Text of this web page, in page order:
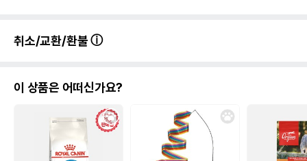
취소/교환/환불
이 상품은 어떠신가요?